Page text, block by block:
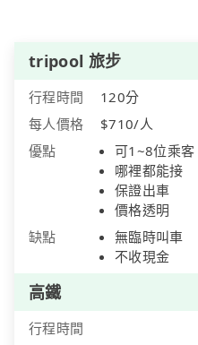
tripool 旅步
行程時間
120分
每人價格
$710/人
優點
可1~8位乘客
哪裡都能接
保證出車
價格透明
缺點
無臨時叫車
不收現金
高鐵
行程時間